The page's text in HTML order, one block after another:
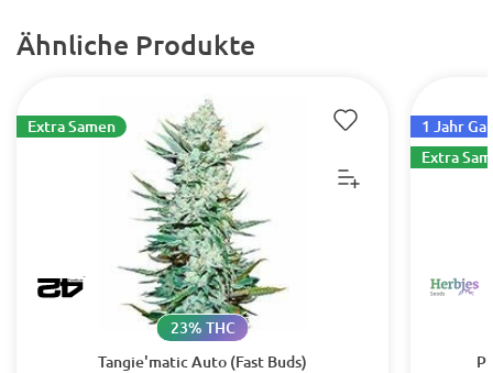
Ähnliche Produkte
Tangie'matic Auto (Fast Buds)
23% THC
Extra Samen
1 Jahr
Extra